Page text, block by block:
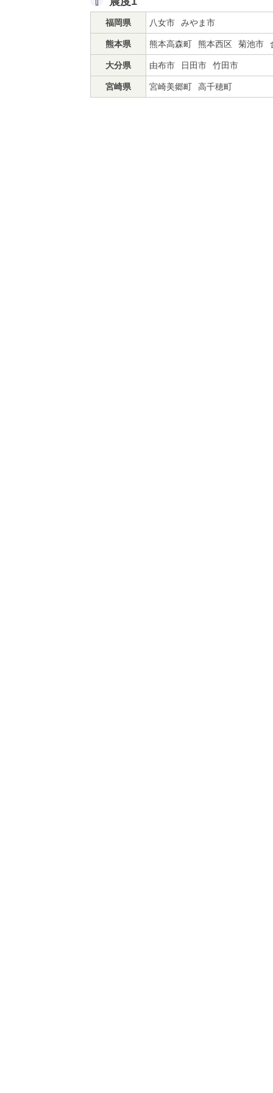
福岡県 八女市 みやま市
熊本県 熊本高森町 熊本西区 菊池市
大分県 由布市 日田市 竹田市
宮崎県 宮崎美郷町 高千穂町